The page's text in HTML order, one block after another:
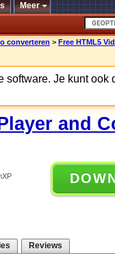
Meer
converteren > Free HTML5
software. Je kunt ook
and
Reviews